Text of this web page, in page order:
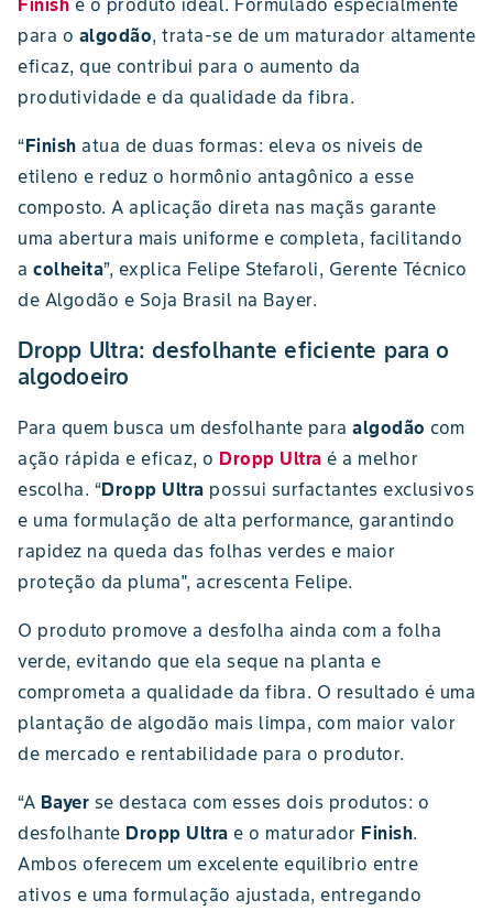
Finish é o produto ideal. Formulado especialmente
para o algodão, trata-se de um maturador altamente
eficaz, que contribui para o aumento da
produtividade e da qualidade da fibra.
“Finish atua de duas formas: eleva os níveis de
etileno e reduz o hormônio antagônico a esse
composto. A aplicação direta nas maçãs garante
uma abertura mais uniforme e completa, facilitando
a colheita”, explica Felipe Stefaroli, Gerente Técnico
de Algodão e Soja Brasil na Bayer.
Dropp Ultra: desfolhante eficiente para o
algodoeiro
Para quem busca um desfolhante para algodão com
ação rápida e eficaz, o Dropp Ultra é a melhor
escolha. “Dropp Ultra possui surfactantes exclusivos
e uma formulação de alta performance, garantindo
rapidez na queda das folhas verdes e maior
proteção da pluma", acrescenta Felipe.
O produto promove a desfolha ainda com a folha
verde, evitando que ela seque na planta e
comprometa a qualidade da fibra. O resultado é uma
plantação de algodão mais limpa, com maior valor
de mercado e rentabilidade para o produtor.
“A Bayer se destaca com esses dois produtos: o
desfolhante Dropp Ultra e o maturador Finish.
Ambos oferecem um excelente equilíbrio entre
ativos e uma formulação ajustada, entregando